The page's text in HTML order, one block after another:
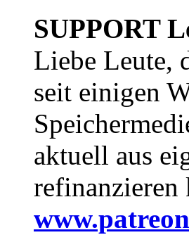
SUPPORT
Liebe Leute,
seit einigen
aktuell aus